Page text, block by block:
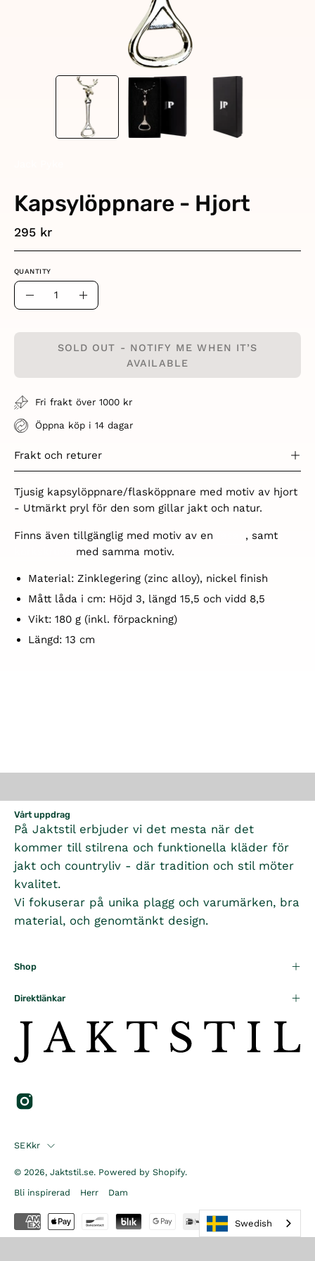
Kapsylöppnare - Hjort
295 kr
QUANTITY
Quantity
Decrease Increase
SOLD OUT - NOTIFY ME WHEN IT’S
AVAILABLE
Fri frakt över 1000 kr
Öppna köp i 14 dagar
Frakt och returer
Tjusig kapsylöppnare/flasköppnare med motiv av hjort
- Utmärkt pryl för den som gillar jakt och natur.
Finns även tillgänglig med motiv av en
, samt
med samma motiv.
Material: Zinklegering (zinc alloy), nickel finish
Mått låda i cm: Höjd 3, längd 15,5 och vidd 8,5
Vikt: 180 g (inkl. förpackning)
Längd: 13 cm
Vårt uppdrag
På Jaktstil erbjuder vi det mesta när det
kommer till stilrena och funktionella kläder för
jakt och countryliv - där tradition och stil möter
kvalitet.
Vi fokuserar på unika plagg och varumärken, bra
material, och genomtänkt design.
Shop
Direktlänkar
Country
SEKkr
© 2026, Jaktstil.se. Powered by Shopify.
Bli inspirerad
Herr Dam
Swedish